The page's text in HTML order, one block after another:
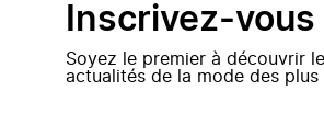
Inscrivez-
Soyez le premier à découvrir
actualités de la mode des